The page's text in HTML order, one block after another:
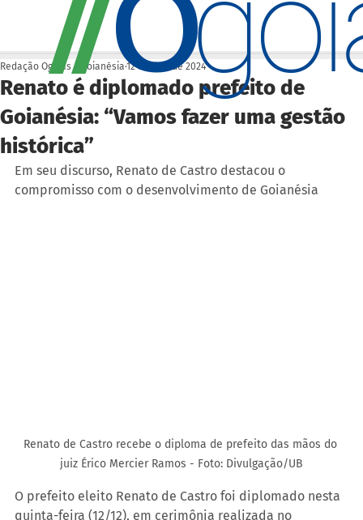
Renato é diplomado prefeito de
Goianésia: “Vamos fazer uma gestão
histórica”
Redação Ogoiás | Goianésia 12 de dez. de 2024
Em seu discurso, Renato de Castro destacou o
compromisso com o desenvolvimento de Goianésia
Renato de Castro recebe o diploma de prefeito das mãos do
juiz Érico Mercier Ramos - Foto: Divulgação/UB
O prefeito eleito Renato de Castro foi diplomado nesta
quinta-feira (12/12), em cerimônia realizada no